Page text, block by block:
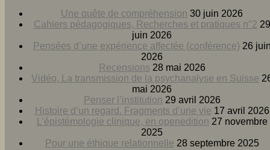
Une quête de compréhension 30 juin 2026
Cahiers pédagogiques, Recherches et pratiques n°2 29
juin 2026
Pensées d’une expérience affectée (conférence) 26
2026
Recensions 28 mai 2026
Vidéo, La transmission de la psychanalyse en Suisse
mai 2026
Penser l’institution 29 avril 2026
Histoire d’un regard. Fragments d’une vie 17 avril 2026
L’épistémologie clinique, en openedition 27 novembre
2025
Pour une éthique relationnelle 28 septembre 2025